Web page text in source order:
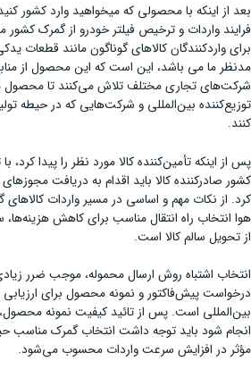
بعد از اینکه با محصولی که میخواهید وارد کشور
فرایند واردات و ترخیص فیلتر خودرو از گمرک
برای واردکنندگان کالاهای گوناگون مانند قطعات
مدنظر ما می باشد، این است که این محصول از
شرکت‌های تجاری مختلف تلاش می‌کنند تا محصول
توزیع‌کننده بین‌المللی و شرکت‌هایی که در حیطه
کنند.
پس از اینکه تأمین‌کننده کالا مورد نظر را پیدا کرد،
کشور صادرکننده کالا باید اقدام به دریافت مجوزهای
کرد. از نکات مهم و اساسی در مسیر واردات کالاهای
هوا انتخاب راه انتقال مناسب برای کاهش
از تحویل سالم کالا است.
انتخاب اشتباه روش ارسال محموله، موجب ضرر
درخواست پیش‌فاکتور و نمونه محصول برای ارزیابی
بین‌المللی است. پس از تائید کیفیت نمونه محصول،
انجام شود باید توجه داشت انتخاب گمرک مناسب
مؤثر در افزایش سرعت واردات محسوب می‌شود.